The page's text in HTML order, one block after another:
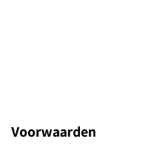
Voorwaarden